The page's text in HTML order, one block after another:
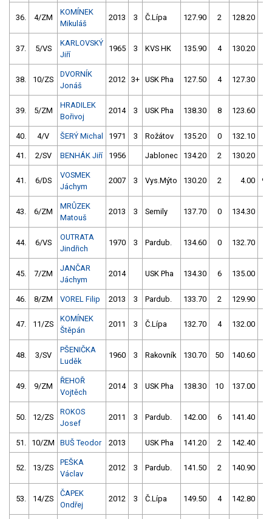
36. 4/ZM
KOMÍNEK
Mikuláš
2013 3 Č.Lípa 127.90 2 128.20
37. 5/VS
KARLOVSKÝ
Jiří
1965 3 KVS HK 135.90 4 130.20
38. 10/ZS
DVORNÍK
Jonáš
2012 3+ USK Pha 127.50 4 127.30
39. 5/ZM
HRADILEK
Bořivoj
2014 3 USK Pha 138.30 8 123.60
40. 4/V ŠERÝ Michal 1971 3 Rožátov 135.20 0 132.10
41. 2/SV BENHÁK Jiří 1956 Jablonec 134.20 2 130.20
41. 6/DS
VOSMEK
Jáchym
2007 3 Vys.Mýto 130.20 2 4.00
43. 6/ZM
MRŮZEK
Matouš
2013 3 Semily 137.70 0 134.30
44. 6/VS
OUTRATA
Jindřich
1970 3 Pardub. 134.60 0 132.70
45. 7/ZM
JANČAR
Jáchym
2014 USK Pha 134.30 6 135.00
46. 8/ZM VOREL Filip 2013 3 Pardub. 133.70 2 129.90
47. 11/ZS
KOMÍNEK
Štěpán
2011 3 Č.Lípa 132.70 4 132.00
48. 3/SV
PŠENIČKA
Luděk
1960 3 Rakovník 130.70 50 140.60
49. 9/ZM
ŘEHOŘ
Vojtěch
2014 3 USK Pha 138.30 10 137.00
50. 12/ZS
ROKOS
Josef
2011 3 Pardub. 142.00 6 141.40
51. 10/ZM BUŠ Teodor 2013 USK Pha 141.20 2 142.40
52. 13/ZS
PEŠKA
Václav
2012 3 Pardub. 141.50 2 140.90
53. 14/ZS
ČAPEK
Ondřej
2012 3 Č.Lípa 149.50 4 142.80